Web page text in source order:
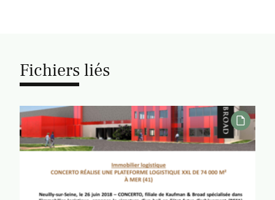
Fichiers liés